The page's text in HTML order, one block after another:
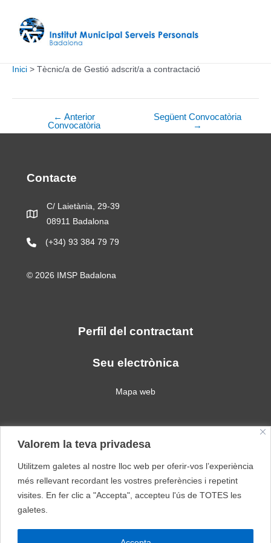
Valorem la teva privadesa
Utilitzem galetes al nostre lloc web per oferir-vos l’experiència
més rellevant recordant les vostres preferències i repetint
visites. En fer clic a "Accepta", accepteu l'ús de TOTES les
galetes.
contingut
Inici Tècnic/a de Gestió adscrit/a a contractació
d'entrades
← Anterior
Convocatòria
Següent Convocatòria
→
Contacte
C/ Laietània, 29-39
08911 Badalona
(+34) 93 384 79 79
© 2026 IMSP Badalona
Perfil del contractant
Seu electrònica
Mapa web
Política de galetes